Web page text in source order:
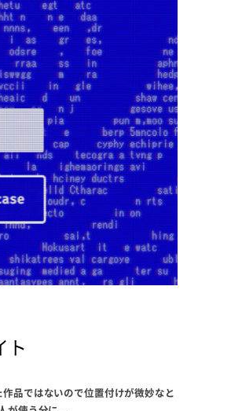
ト
品ではないので位置付けが微妙なと